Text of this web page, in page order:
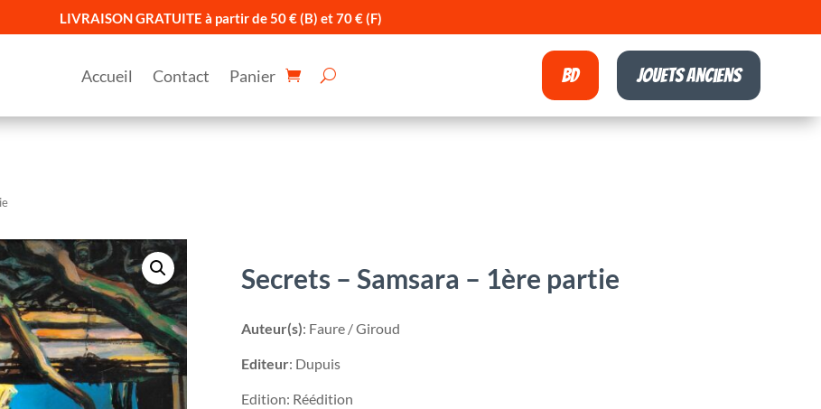
LIVRAISON GRATUITE à partir de 50 € (B) et 70 € (F)
Accueil Contact Panier BD Jouets anciens
Secrets – Samsara – 1ère partie
Auteur(s): Faure / Giroud
Editeur: Dupuis
Edition: Réédition